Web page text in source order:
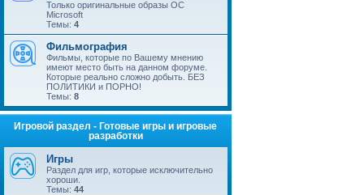
Только оригинальные образы ОС
Microsoft
Темы: 4
Фильмография
Фильмы, которые по Вашему мнению
имеют место быть на данном форуме.
Которые реально сложно добыть. БЕЗ
ПОЛИТИКИ и ПОРНО!
Темы: 8
Игровой раздел - Готовые игры и игровые
разработки
Игры
Раздел для игр, которые исключительно
хороши.
Темы: 44